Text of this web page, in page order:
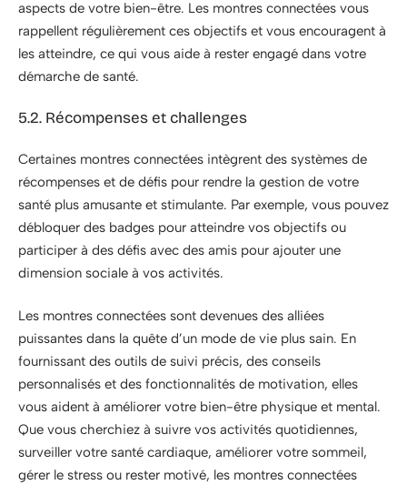
aspects de votre bien-être. Les montres connectées vous
rappellent régulièrement ces objectifs et vous encouragent à
les atteindre, ce qui vous aide à rester engagé dans votre
démarche de santé.
5.2. Récompenses et challenges
Certaines montres connectées intègrent des systèmes de
récompenses et de défis pour rendre la gestion de votre
santé plus amusante et stimulante. Par exemple, vous pouvez
débloquer des badges pour atteindre vos objectifs ou
participer à des défis avec des amis pour ajouter une
dimension sociale à vos activités.
Les montres connectées sont devenues des alliées
puissantes dans la quête d’un mode de vie plus sain. En
fournissant des outils de suivi précis, des conseils
personnalisés et des fonctionnalités de motivation, elles
vous aident à améliorer votre bien-être physique et mental.
Que vous cherchiez à suivre vos activités quotidiennes,
surveiller votre santé cardiaque, améliorer votre sommeil,
gérer le stress ou rester motivé, les montres connectées